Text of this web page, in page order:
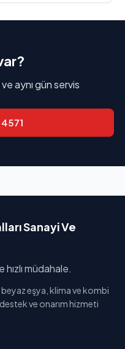
aynı gün servis
Sanayi Ve
müdahale.
beyaz eşya, klima ve kombi
ve onarım hizmeti